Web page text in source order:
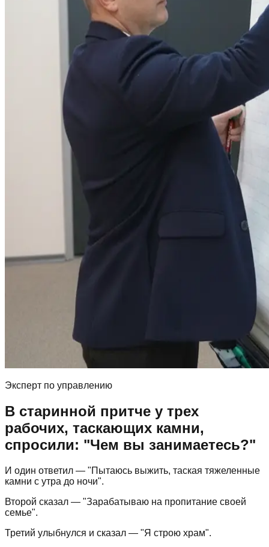
Эксперт по управлению
В старинной притче у трех
рабочих, таскающих камни,
спросили: "Чем вы занимаетесь?"
И один ответил — "Пытаюсь выжить, таская тяжеленные
камни с утра до ночи".
Второй сказал — "Зарабатываю на пропитание своей
семье".
Третий улыбнулся и сказал — "Я строю храм".